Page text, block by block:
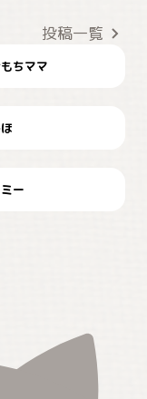
投稿一覧
もちママ
ぉ
ほマンのお友達邸に
ミー